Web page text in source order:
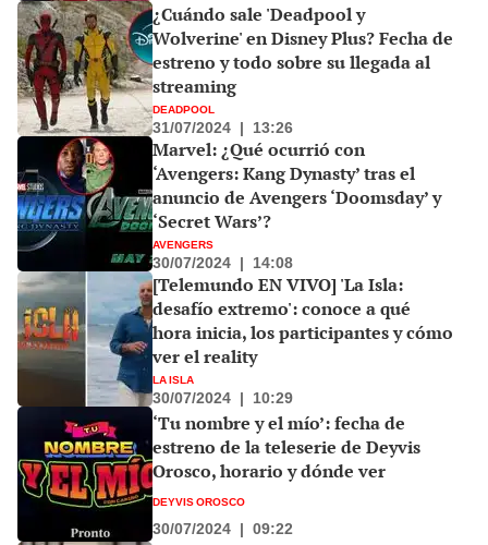
¿Cuándo sale 'Deadpool y
Wolverine' en Disney Plus? Fecha de
estreno y todo sobre su llegada al
streaming
DEADPOOL
31/07/2024 | 13:26
Marvel: ¿Qué ocurrió con
‘Avengers: Kang Dynasty’ tras el
anuncio de Avengers ‘Doomsday’ y
‘Secret Wars’?
AVENGERS
30/07/2024 | 14:08
[Telemundo EN VIVO] 'La Isla:
desafío extremo': conoce a qué
hora inicia, los participantes y cómo
ver el reality
LA ISLA
30/07/2024 | 10:29
‘Tu nombre y el mío’: fecha de
estreno de la teleserie de Deyvis
Orosco, horario y dónde ver
DEYVIS OROSCO
30/07/2024 | 09:22